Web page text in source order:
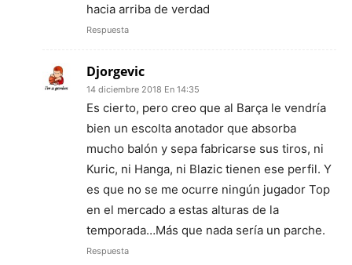
hacia arriba de verdad
Respuesta
Djorgevic
14 diciembre 2018 En 14:35
Es cierto, pero creo que al Barça le vendría
bien un escolta anotador que absorba
mucho balón y sepa fabricarse sus tiros, ni
Kuric, ni Hanga, ni Blazic tienen ese perfil. Y
es que no se me ocurre ningún jugador Top
en el mercado a estas alturas de la
temporada…Más que nada sería un parche.
Respuesta